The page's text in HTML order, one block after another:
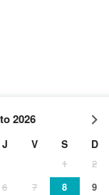
2026
J V S D
1
2
6 7 8
9